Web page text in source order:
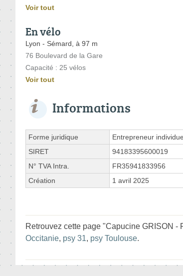
Voir tout
En vélo
Lyon - Sémard, à 97 m
76 Boulevard de la Gare
Capacité : 25 vélos
Voir tout
Informations
Forme juridique
Entrepreneur
SIRET
94183395600019
N° TVA Intra.
FR35941833956
Création
1 avril 2025
Retrouvez cette page "Capucine GRISON
Occitanie, psy 31, psy Toulouse.